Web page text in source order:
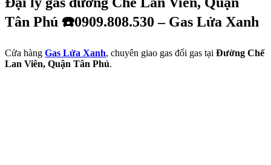
Tân Phú ☎️0909.808.530 – Gas Lửa Xanh
Cửa hàng Gas Lửa Xanh, chuyên giao gas đổi gas tại Đường Chế
Lan Viên, Quận Tân Phú.